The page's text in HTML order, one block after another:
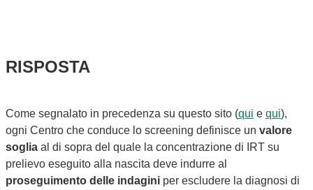
RISPOSTA
Come segnalato in precedenza su questo sito (qui e qui),
ogni Centro che conduce lo screening definisce un valore
soglia al di sopra del quale la concentrazione di IRT su
prelievo eseguito alla nascita deve indurre al
proseguimento delle indagini per escludere la diagnosi di